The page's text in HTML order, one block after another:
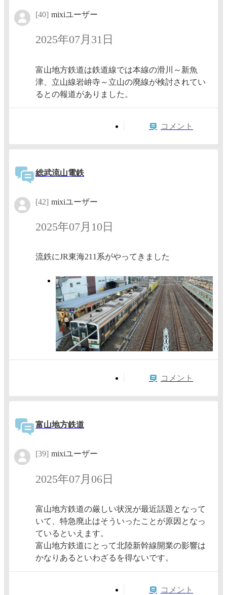
[40] mixiユーザー
2025年07月31日
富山地方鉄道は鉄道線では本線の滑川～新魚
津、立山線岩峅寺～立山の廃線が検討されてい
るとの報道がありました。
コメント
総武流山電鉄
[42] mixiユーザー
2025年07月10日
流鉄にJR東海211系がやってきました
コメント
富山地方鉄道
[39] mixiユーザー
2025年07月06日
富山地方鉄道の厳しい状況が最近話題となって
いて、特急廃止はそういったことが原因となっ
ているといえます。
富山地方鉄道にとって北陸新幹線開業の影響は
かなりあるといわざるを得ないです。
コメント